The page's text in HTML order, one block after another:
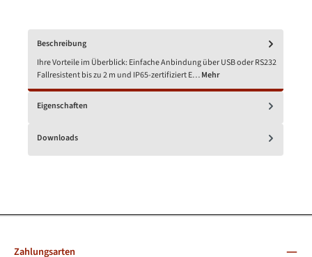
Beschreibung
Ihre Vorteile im Überblick: Einfache Anbindung über USB oder RS232
Fallresistent bis zu 2 m und IP65-zertifiziert E…Mehr
Eigenschaften
Downloads
Zahlungsarten